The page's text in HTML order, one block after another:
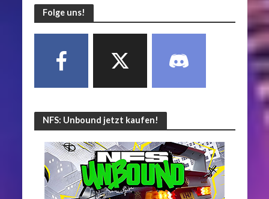
Folge uns!
NFS: Unbound jetzt kaufen!